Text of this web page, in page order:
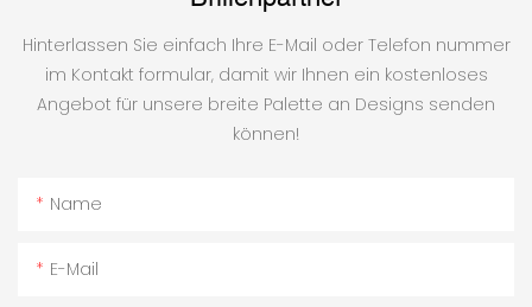
Hinterlassen Sie einfach Ihre E-Mail oder Telefon nummer
im Kontakt formular, damit wir Ihnen ein kostenloses
Angebot für unsere breite Palette an Designs senden
können!
Name
E-Mail